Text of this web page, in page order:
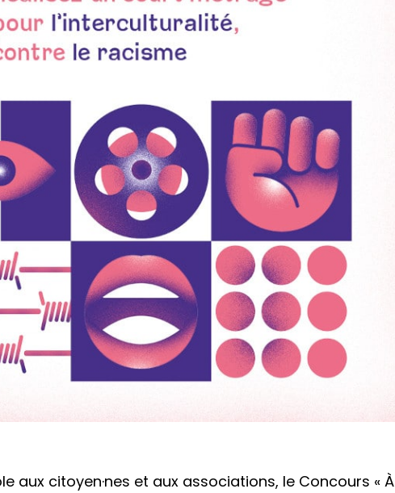
aux citoyen·nes et aux associations, le Concours « À